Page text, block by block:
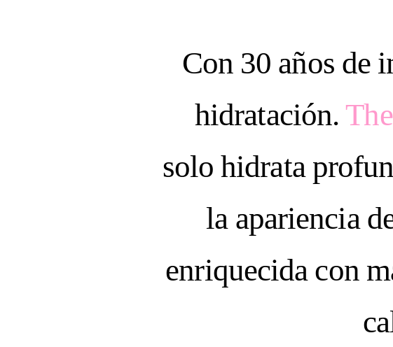
Con 30 años de
hidratación.
solo hidrata
la apariencia
enriquecida con